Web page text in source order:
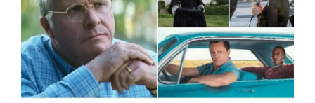
5
VIETA
TITRUOSE
TURĖTŲ
BŪTI